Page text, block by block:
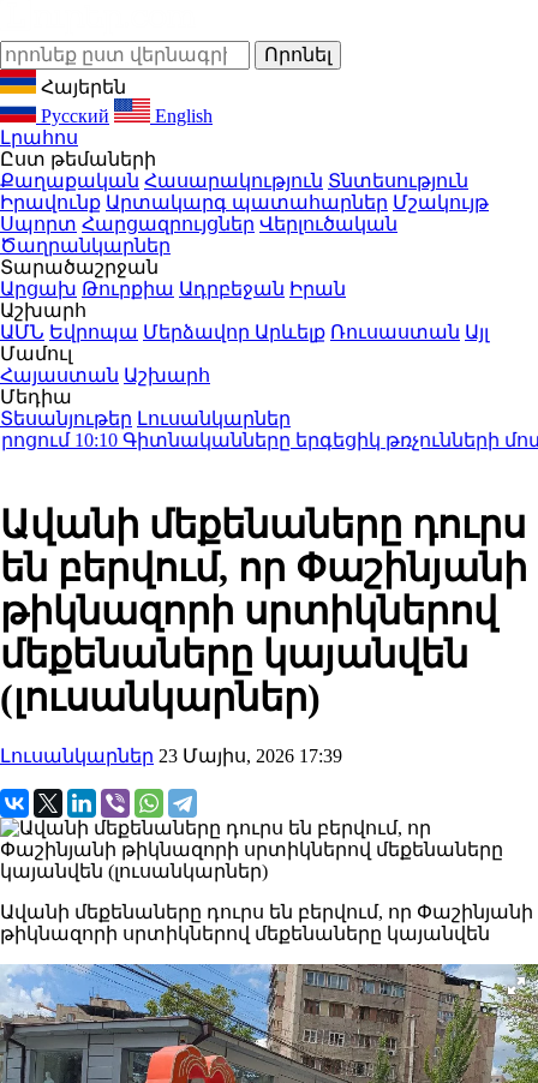
Հայերեն
Русский
English
Լրահոս
Ըստ թեմաների
Քաղաքական Հասարակություն Տնտեսություն
Իրավունք Արտակարգ պատահարներ Մշակույթ
Սպորտ Հարցազրույցներ Վերլուծական
Ծաղրանկարներ
Տարածաշրջան
Արցախ Թուրքիա Ադրբեջան Իրան
Աշխարհ
ԱՄՆ Եվրոպա Մերձավոր Արևելք Ռուսաստան Այլ
Մամուլ
Հայաստան Աշխարհ
Մեդիա
Տեսանյութեր Լուսանկարներ
10:10 Գիտնականները երգեցիկ թռչունների մոտ
Ավանի մեքենաները դուրս
են բերվում, որ Փաշինյանի
թիկնազորի սրտիկներով
մեքենաները կայանվեն
(լուսանկարներ)
Լուսանկարներ 23 Մայիս, 2026 17:39
Ավանի մեքենաները դուրս են բերվում, որ Փաշինյանի
թիկնազորի սրտիկներով մեքենաները կայանվեն